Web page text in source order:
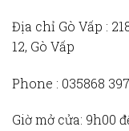
Địa chỉ Gò Vấp :
12, Gò Vấp
Phone : 035868
Giờ mở cửa: 9h00